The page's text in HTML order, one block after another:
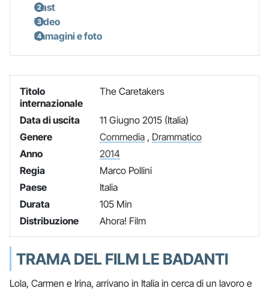
Cast
Video
Immagini e foto
Titolo
internazionale
The Caretakers
Data di uscita
11 Giugno 2015 (Italia)
Genere
Commedia, Drammatico
Anno
2014
Regia
Marco Pollini
Paese
Italia
Durata
105 Min
Distribuzione
Ahora! Film
TRAMA DEL FILM LE BADANTI
Lola, Carmen e Irina, arrivano in Italia in cerca di un lavoro e